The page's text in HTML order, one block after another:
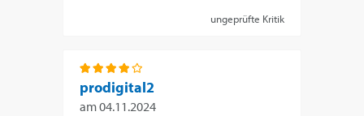
ungeprüfte Kritik
prodigital2
am04.11.2024